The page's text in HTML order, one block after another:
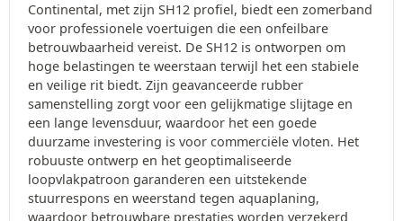
Continental, met zijn SH12 profiel, biedt een zomerband
voor professionele voertuigen die een onfeilbare
betrouwbaarheid vereist. De SH12 is ontworpen om
hoge belastingen te weerstaan terwijl het een stabiele
en veilige rit biedt. Zijn geavanceerde rubber
samenstelling zorgt voor een gelijkmatige slijtage en
een lange levensduur, waardoor het een goede
duurzame investering is voor commerciële vloten. Het
robuuste ontwerp en het geoptimaliseerde
loopvlakpatroon garanderen een uitstekende
stuurrespons en weerstand tegen aquaplaning,
waardoor betrouwbare prestaties worden verzekerd